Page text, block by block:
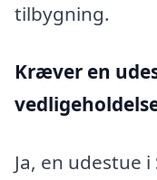
tilbygning.
Kræver en
Ja, en udestue